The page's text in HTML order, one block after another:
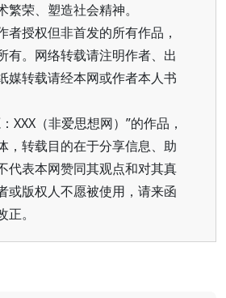
荣、塑造社会精神。
者授权但非首发的所有作品，
有。网络转载请注明作者、出
媒转载请经本网或作者本人书
XXX（非爱思想网）”的作品，
，转载目的在于分享信息、助
代表本网赞同其观点和对其真
或版权人不愿被使用，请来函
。